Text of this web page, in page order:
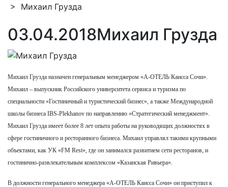
> Михаил Грузда
03.04.2018Михаил Грузда
Михаил Грузда назначен генеральным менеджером «А-ОТЕЛЬ Каисса Сочи».
Михаил – выпускник Российского университета сервиса и туризма по
специальности «Гостиничный и туристический бизнес», а также Международной
школы бизнеса IBS-Plekhanov по направлению «Стратегический менеджмент».
Михаил Грузда имеет более 8 лет опыта работы на руководящих должностях в
сфере гостиничного и ресторанного бизнеса. Михаил управлял такими крупными
объектами, как УК «FM Rest», где он занимался развитием сети ресторанов, и
гостинично-развлекательным комплексом «Казанская Ривьера».
В должности генерального менеджера «А-ОТЕЛЬ Каисса Сочи» он приступил к